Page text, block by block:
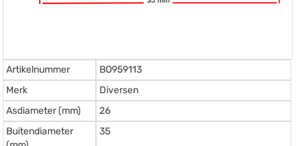
Artikelnummer
BO959113
Merk
Diversen
Asdiameter (mm)
26
Buitendiameter
35